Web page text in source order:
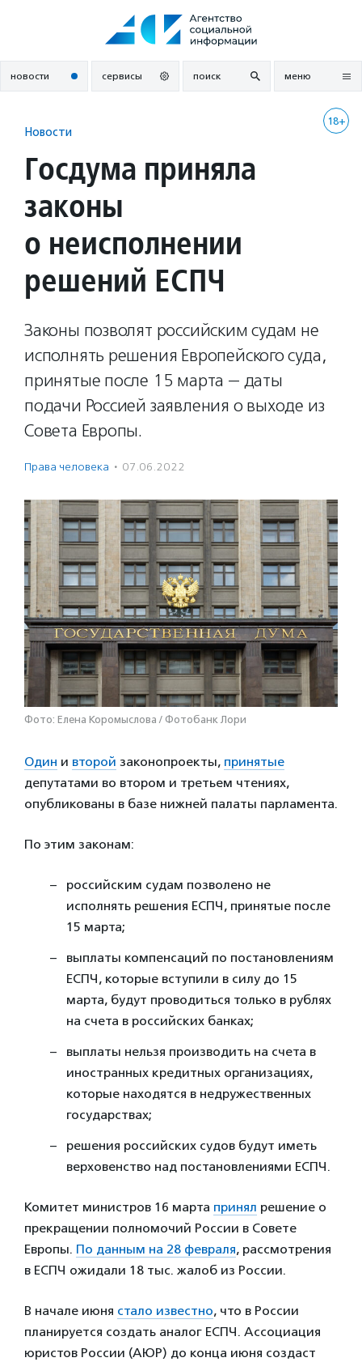
новости сервисы поиск меню
18+
Новости
Госдума приняла
законы
о неисполнении
решений ЕСПЧ
Законы позволят российским судам не
исполнять решения Европейского суда,
принятые после 15 марта — даты
подачи Россией заявления о выходе из
Совета Европы.
Права человека · 07.06.2022
Фото: Елена Коромыслова / Фотобанк Лори
Один и второй законопроекты, принятые
депутатами во втором и третьем чтениях,
опубликованы в базе нижней палаты парламента.
По этим законам:
российским судам позволено не
исполнять решения ЕСПЧ, принятые после
15 марта;
выплаты компенсаций по постановлениям
ЕСПЧ, которые вступили в силу до 15
марта, будут проводиться только в рублях
на счета в российских банках;
выплаты нельзя производить на счета в
иностранных кредитных организациях,
которые находятся в недружественных
государствах;
решения российских судов будут иметь
верховенство над постановлениями ЕСПЧ.
Комитет министров 16 марта принял решение о
прекращении полномочий России в Совете
Европы. По данным на 28 февраля, рассмотрения
в ЕСПЧ ожидали 18 тыс. жалоб из России.
В начале июня стало известно, что в России
планируется создать аналог ЕСПЧ. Ассоциация
юристов России (АЮР) до конца июня создаст